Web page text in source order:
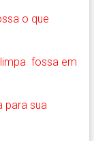
o que
fossa em
para sua